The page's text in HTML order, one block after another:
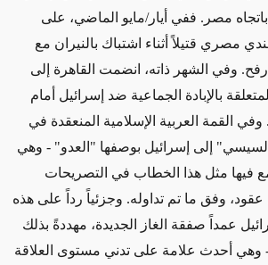
مصر. ففي أيار/مايو الماضي، على
مصري قتيلاً أثناء اشتباك بالنيران مع
وفي الشهر ذاته، انضمت القاهرة إلى
بالإبادة الجماعية ضد إسرائيل أمام
القمة العربية الإسلامية المنعقدة في
إلى إسرائيل بوصفها "العدو" - وهي
فيها مثل هذا الخطاب في التصريحات
عقود، وفق ما تم تداوله. وجزئياً رداً على هذه
عمداً صفقة الغاز الجديدة، مهددةً بذلك
وهي أحدث علامة على تدني مستوى العلاقة